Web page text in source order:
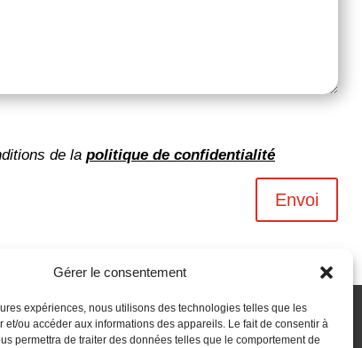
Gérer le consentement
expériences, nous utilisons des technologies telles que les
et/ou accéder aux informations des appareils. Le fait de consentir à
permettra de traiter des données telles que le comportement de
de la politique de confidentialité
Envoi